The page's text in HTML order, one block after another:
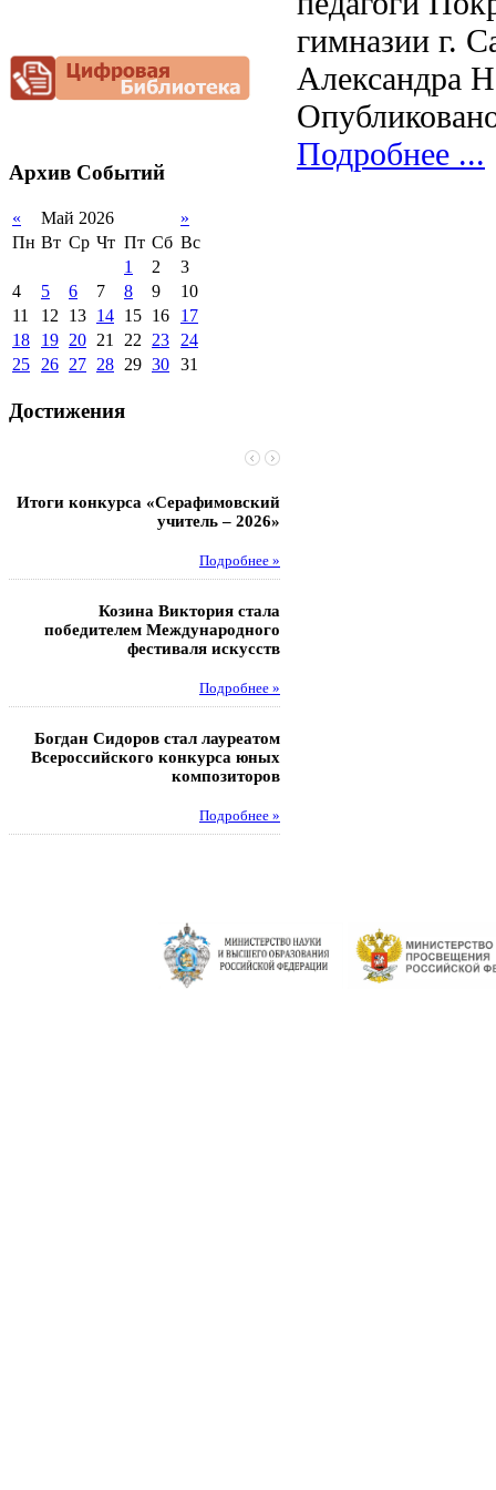
Стипендии и виды
поддержки обучающихся
образовательной
2011-2012 уч.год
Снижение
документационной
нагрузки
Архив Событий
« Май 2026
»
Пн Вт Ср Чт Пт Сб Вс
1
2
3
4
5 6 7 8 9
10
11
12 13 14 15 16
17
18
19 20 21 22 23 24
25 26 27 28 29 30 31
Достижения
Итоги конкурса «Серафимовский
учитель – 2026»
Подробнее »
Козина Виктория стала
победителем Международного
фестиваля искусств
Подробнее »
Богдан Сидоров стал лауреатом
Всероссийского конкурса юных
композиторов
Подробнее »
гимназии г.
Александра
Подробнее ...